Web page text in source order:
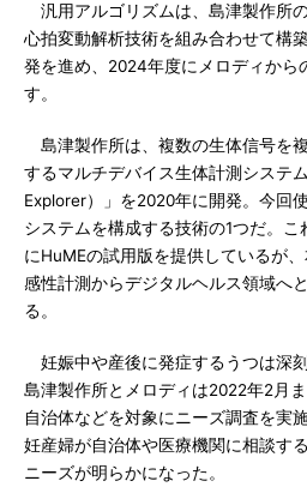
汎用アルゴリズムは、島津製作所
心拍変動解析技術を組み合わせて構
発を進め、2024年度にメロディから
す。
島津製作所は、複数の生体信号を
するマルチデバイス生体計測システ
Explorer）」を2020年に開発。今回
システムを構成する技術の1つだ。
にHuMEの試用版を提供しているが
感性計測からデジタルヘルス領域へ
る。
妊娠中や産後に発症するうつは深
島津製作所とメロディは2022年2月
自治体などを対象にニーズ調査を実
妊産婦が自治体や医療機関に相談す
ニーズが明らかになった。